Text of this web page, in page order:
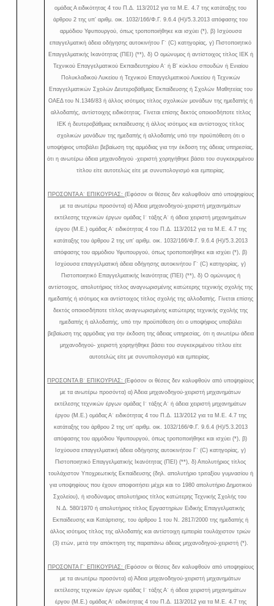
ομάδας Α ειδικότητας 4 του Π.Δ. 113/2012 για τα Μ.Ε. 4.7 της κατάταξης του
άρθρου 2 της υπ’ αριθμ. οικ. 1032/166/Φ.Γ. 9.6.4 (Η)/5.3.2013 απόφασης του
αρμόδιου Υφυπουργού, όπως τροποποιήθηκε και ισχύει (*), β) Ισχύουσα
επαγγελματική άδεια οδήγησης αυτοκινήτου Γ΄ (C) κατηγορίας, γ) Πιστοποιητικό
Επαγγελματικής Ικανότητας (ΠΕΙ) (**), δ) Ο ομώνυμος ή αντίστοιχος τίτλος ΙΕΚ ή
Τεχνικού Επαγγελματικού Εκπαιδευτηρίου Α΄ ή Β’ κύκλου σπουδών ή Ενιαίου
Πολυκλαδικού Λυκείου ή Τεχνικού Επαγγελματικού Λυκείου ή Τεχνικών
Επαγγελματικών Σχολών Δευτεροβάθμιας Εκπαίδευσης ή Σχολών Μαθητείας του
ΟΑΕΔ του Ν.1346/83 ή άλλος ισότιμος τίτλος σχολικών μονάδων της ημεδαπής ή
αλλοδαπής, αντίστοιχης ειδικότητας. Γίνεται επίσης δεκτός οποιοσδήποτε τίτλος
ΙΕΚ ή δευτεροβάθμιας εκπαίδευσης ή άλλος ισότιμος και αντίστοιχος τίτλος
σχολικών μονάδων της ημεδαπής ή αλλοδαπής υπό την προϋπόθεση ότι ο
υποψήφιος υποβάλει βεβαίωση της αρμόδιας για την έκδοση της άδειας υπηρεσίας,
ότι η ανωτέρω άδεια μηχανοδηγού -χειριστή χορηγήθηκε βάσει του συγκεκριμένου
τίτλου είτε αυτοτελώς είτε με συνυπολογισμό και εμπειρίας.
ΠΡΟΣΟΝΤΑ Α΄ ΕΠΙΚΟΥΡΙΑΣ: (Εφόσον οι θέσεις δεν καλυφθούν από υποψηφίους
με τα ανωτέρω προσόντα) α) Άδεια μηχανοδηγού-χειριστή μηχανημάτων
εκτέλεσης τεχνικών έργων ομάδας Ι΄ τάξης Α΄ ή άδεια χειριστή μηχανημάτων
έργου (Μ.Ε.) ομάδας Α΄ ειδικότητας 4 του Π.Δ. 113/2012 για τα Μ.Ε. 4.7 της
κατάταξης του άρθρου 2 της υπ’ αριθμ. οικ. 1032/166/Φ.Γ. 9.6.4 (Η)/5.3.2013
απόφασης του αρμόδιου Υφυπουργού, όπως τροποποιήθηκε και ισχύει (*), β)
Ισχύουσα επαγγελματική άδεια οδήγησης αυτοκινήτου Γ΄ (C) κατηγορίας, γ)
Πιστοποιητικό Επαγγελματικής Ικανότητας (ΠΕΙ) (**), δ) Ο ομώνυμος ή
αντίστοιχος, απολυτήριος τίτλος αναγνωρισμένης κατώτερης τεχνικής σχολής της
ημεδαπής ή ισότιμος και αντίστοιχος τίτλος σχολής της αλλοδαπής. Γίνεται επίσης
δεκτός οποιοσδήποτε τίτλος αναγνωρισμένης κατώτερης τεχνικής σχολής της
ημεδαπής ή αλλοδαπής, υπό την προϋπόθεση ότι ο υποψήφιος υποβάλει
βεβαίωση της αρμόδιας για την έκδοση της άδειας υπηρεσίας, ότι η ανωτέρω άδεια
μηχανοδηγού- χειριστή χορηγήθηκε βάσει του συγκεκριμένου τίτλου είτε
αυτοτελώς είτε με συνυπολογισμό και εμπειρίας.
ΠΡΟΣΟΝΤΑ Β΄ ΕΠΙΚΟΥΡΙΑΣ:(Εφόσον οι θέσεις δεν καλυφθούν από υποψηφίους
με τα ανωτέρω προσόντα) α) Άδεια μηχανοδηγού-χειριστή μηχανημάτων
εκτέλεσης τεχνικών έργων ομάδας Ι΄ τάξης Α΄ ή άδεια χειριστή μηχανημάτων
έργου (Μ.Ε.) ομάδας Α΄ ειδικότητας 4 του Π.Δ. 113/2012 για τα Μ.Ε. 4.7 της
κατάταξης του άρθρου 2 της υπ’ αριθμ. οικ. 1032/166/Φ.Γ. 9.6.4 (Η)/5.3.2013
απόφασης του αρμόδιου Υφυπουργού, όπως τροποποιήθηκε και ισχύει (*), β)
Ισχύουσα επαγγελματική άδεια οδήγησης αυτοκινήτου Γ΄ (C) κατηγορίας, γ)
Πιστοποιητικό Επαγγελματικής Ικανότητας (ΠΕΙ) (**), δ) Απολυτήριος τίτλος
τουλάχιστον Υποχρεωτικής Εκπαίδευσης (δηλ. απολυτήριο τριταξίου γυμνασίου ή
για υποψηφίους που έχουν αποφοιτήσει μέχρι και το 1980 απολυτήριο Δημοτικού
Σχολείου), ή ισοδύναμος απολυτήριος τίτλος κατώτερης Τεχνικής Σχολής του
Ν.Δ. 580/1970 ή απολυτήριος τίτλος Εργαστηρίων Ειδικής Επαγγελματικής
Εκπαίδευσης και Κατάρτισης, του άρθρου 1 του Ν. 2817/2000 της ημεδαπής ή
άλλος ισότιμος τίτλος της αλλοδαπής και αντίστοιχη εμπειρία τουλάχιστον τριών
(3) ετών, μετά την απόκτηση της παραπάνω άδειας μηχανοδηγού-χειριστή (*).
ΠΡΟΣΟΝΤΑ Γ΄ ΕΠΙΚΟΥΡΙΑΣ: (Εφόσον οι θέσεις δεν καλυφθούν από υποψηφίους
με τα ανωτέρω προσόντα) α) Άδεια μηχανοδηγού-χειριστή μηχανημάτων
εκτέλεσης τεχνικών έργων ομάδας Ι΄ τάξης Α΄ ή άδεια χειριστή μηχανημάτων
έργου (Μ.Ε.) ομάδας Α΄ ειδικότητας 4 του Π.Δ. 113/2012 για τα Μ.Ε. 4.7 της